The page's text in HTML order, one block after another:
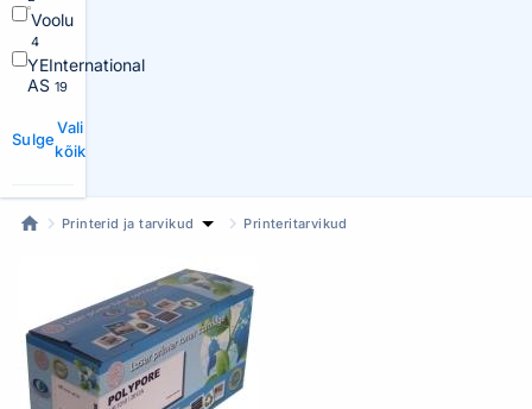
Voolu
4
YEInternational
AS 19
Sulge
Vali
kõik
Printerid ja tarvikud Printeritarvikud